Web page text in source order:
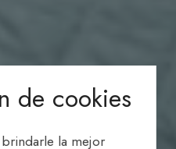
de cookies
la mejor